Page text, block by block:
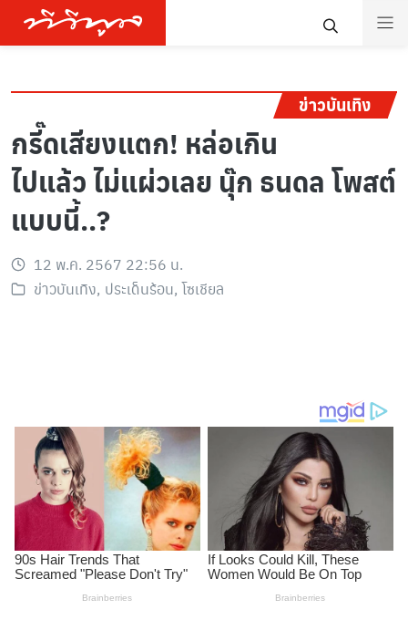
ข่าวบันเทิง
กรี๊ดเสียงแตก! หล่อเกิน
ไปแล้ว ไม่แผ่วเลย นุ๊ก ธนดล โพสต์
แบบนี้..?
12 พ.ค. 2567 22:56 น.
ข่าวบันเทิง, ประเด็นร้อน, โซเชียล